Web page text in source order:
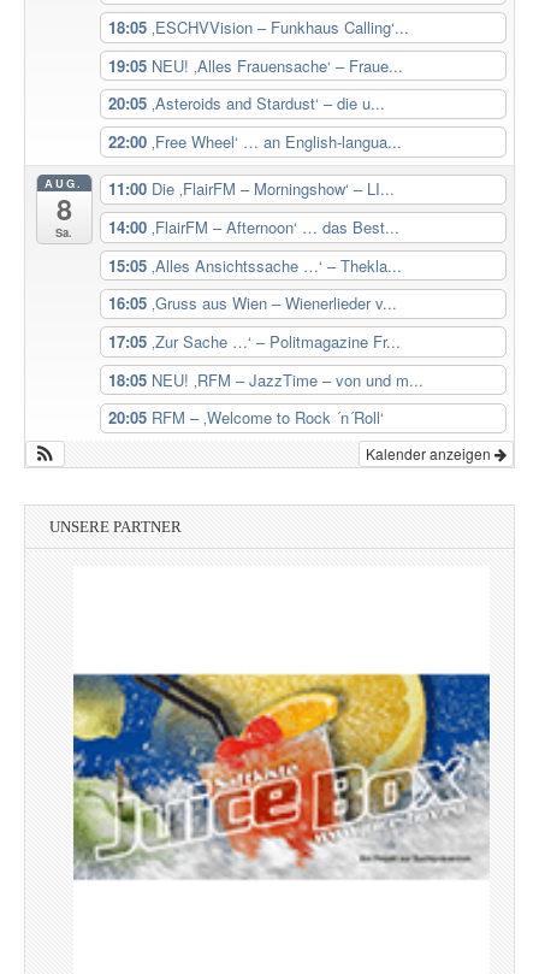
18:05 ‚ESCHVVision – Funkhaus Calling‘...
19:05 NEU! ‚Alles Frauensache‘ – Fraue...
20:05 ‚Asteroids and Stardust‘ – die u...
22:00 ‚Free Wheel‘ … an English-langua...
AUG.
8
Sa.
11:00 Die ‚FlairFM – Morningshow‘ – LI...
14:00 ‚FlairFM – Afternoon‘ … das Best...
15:05 ‚Alles Ansichtssache …‘ – Thekla...
16:05 ‚Gruss aus Wien – Wienerlieder v...
17:05 ‚Zur Sache …‘ – Politmagazine Fr...
18:05 NEU! ‚RFM – JazzTime – von und m...
20:05 RFM – ‚Welcome to Rock ´n´Roll‘
Kalender anzeigen
UNSERE PARTNER